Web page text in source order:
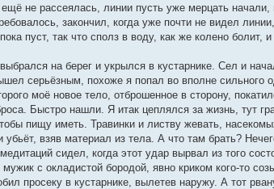
не рассеялась, линии пусть уже мерцать
закончил, когда уже почти не видел
пуст, так что сполз в воду, как же колено
на берег и укрылся в кустарнике. Сел и
серьёзным, похоже я попал во вполне сильного
моё новое тело, отброшенное в сторону,
Быстро нашли. Я итак цеплялся за жизнь, тут
пищу иметь. Травинки и листву жевать,
взяв материал из тела. А что там брать?
сидел, когда этот удар вырвал из того
с окладистой бородой, явно криком кого-то
просеку в кустарнике, вылетев наружу. А тот